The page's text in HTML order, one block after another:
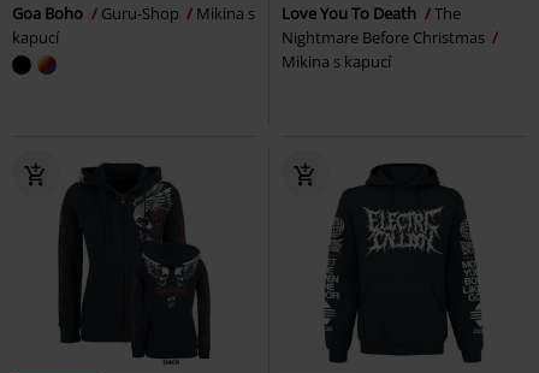
Goa Boho Guru-Shop
Mikina s
kapucí
Love You To Death
The
Nightmare Before Christmas
Mikina s kapucí